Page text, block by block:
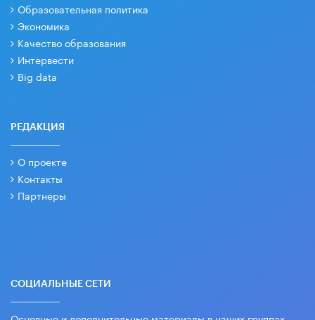
Образовательная политика
Экономика
Качество образования
Интервести
Big data
РЕДАКЦИЯ
О проекте
Контакты
Партнеры
СОЦИАЛЬНЫЕ СЕТИ